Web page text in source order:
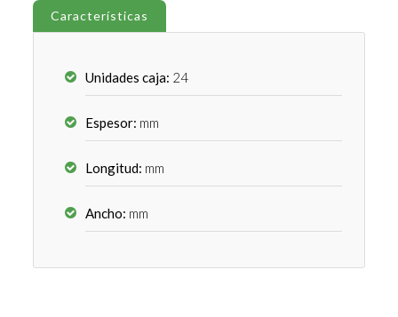
Características
Unidades caja: 24
Espesor: mm
Longitud: mm
Ancho: mm